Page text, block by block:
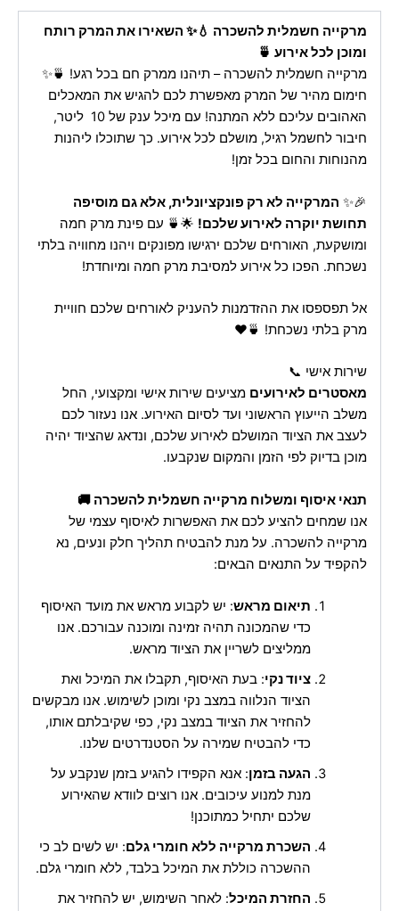
מרקייה חשמלית להשכרה 💧✨ השאירו את המרק רותח
ומוכן לכל אירוע 🍵
מרקייה חשמלית להשכרה – תיהנו ממרק חם בכל רגע! 🍵✨
חימום מהיר של המרק מאפשרת לכם להגיש את המאכלים
האהובים עליכם ללא המתנה! עם מיכל ענק של 10 ליטר,
חיבור לחשמל רגיל, מושלם לכל אירוע. כך שתוכלו ליהנות
מהנוחות והחום בכל זמן!
🎉✨ המרקייה לא רק פונקציונלית, אלא גם מוסיפה
תחושת יוקרה לאירוע שלכם! 🌟🍵 עם פינת מרק חמה
ומושקעת, האורחים שלכם ירגישו מפונקים ויהנו מחוויה בלתי
נשכחת. הפכו כל אירוע למסיבת מרק חמה ומיוחדת!
אל תפספסו את ההזדמנות להעניק לאורחים שלכם חוויית
מרק בלתי נשכחת! 🍵❤️
שירות אישי 📞
מאסטרים לאירועים מציעים שירות אישי ומקצועי, החל
משלב הייעוץ הראשוני ועד לסיום האירוע. אנו נעזור לכם
לעצב את הציוד המושלם לאירוע שלכם, ונדאג שהציוד יהיה
מוכן בדיוק לפי הזמן והמקום שנקבעו.
תנאי איסוף ומשלוח מרקייה חשמלית להשכרה 🚚
אנו שמחים להציע לכם את האפשרות לאיסוף עצמי של
מרקייה להשכרה. על מנת להבטיח תהליך חלק ונעים, נא
להקפיד על התנאים הבאים:
תיאום מראש: יש לקבוע מראש את מועד האיסוף
כדי שהמכונה תהיה זמינה ומוכנה עבורכם. אנו
ממליצים לשריין את הציוד מראש.
ציוד נקי: בעת האיסוף, תקבלו את המיכל ואת
הציוד הנלווה במצב נקי ומוכן לשימוש. אנו מבקשים
להחזיר את הציוד במצב נקי, כפי שקיבלתם אותו,
כדי להבטיח שמירה על הסטנדרטים שלנו.
הגעה בזמן: אנא הקפידו להגיע בזמן שנקבע על
מנת למנוע עיכובים. אנו רוצים לוודא שהאירוע
שלכם יתחיל כמתוכנן!
השכרת מרקייה ללא חומרי גלם: יש לשים לב כי
ההשכרה כוללת את המיכל בלבד, ללא חומרי גלם.
החזרת המיכל: לאחר השימוש, יש להחזיר את